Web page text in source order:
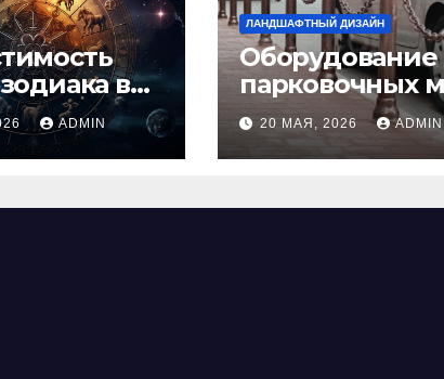
в
найти
пару и
ADMIN
ЛАНДШАФТНЫЙ ДИЗАЙН
Оборудование
парковочных
виды,
нормы
20 МАЯ, 2026 ADMIN